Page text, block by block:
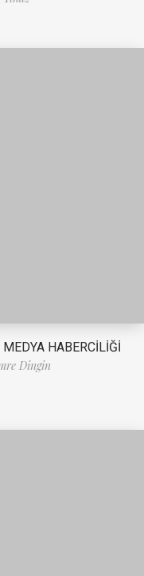
MEDYA HABERCİLİĞİ
Dingin